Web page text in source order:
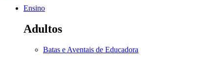
Ensino
Adultos
Batas e Aventais de Educadora